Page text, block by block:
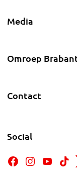
Media
Omroep
Contact
Social